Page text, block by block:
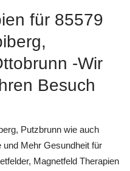
für 85579
-Wir
Besuch
Putzbrunn wie auch
und Mehr Gesundheit für
Magnetfeld Therapien